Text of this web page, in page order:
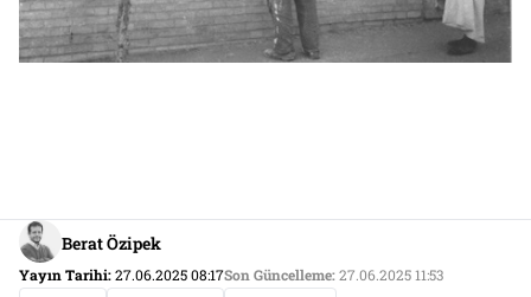
Berat Özipek
Yayın Tarihi:27.06.2025 08:17Son Güncelleme:27.06.2025 11:53